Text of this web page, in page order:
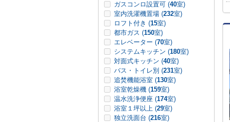
ガスコンロ設置可 (40室)
室内洗濯機置場 (232室)
ロフト付き (15室)
都市ガス (150室)
エレベーター (70室)
システムキッチン (180室)
対面式キッチン (40室)
バス・トイレ別 (231室)
追焚機能浴室 (130室)
浴室乾燥機 (159室)
温水洗浄便座 (174室)
浴室１坪以上 (29室)
独立洗面台 (216室)